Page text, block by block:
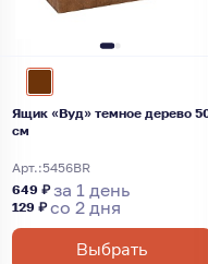
Ящик «Вуд» темное дерево
см
Арт.:5456BR
649 ₽ за 1 день
129 ₽со 2 дня
Выбрать